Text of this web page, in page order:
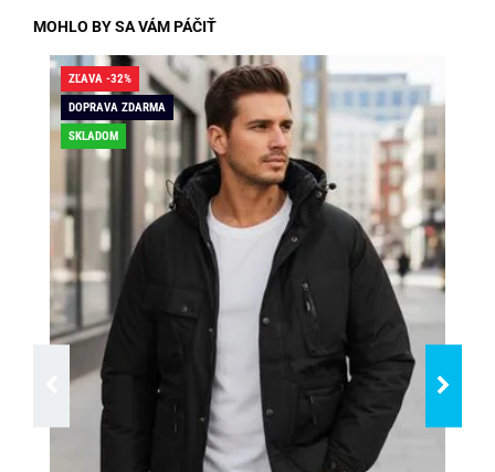
MOHLO BY SA VÁM PÁČIŤ
ZĽAVA -32%
DOPRAVA ZDARMA
SKLADOM